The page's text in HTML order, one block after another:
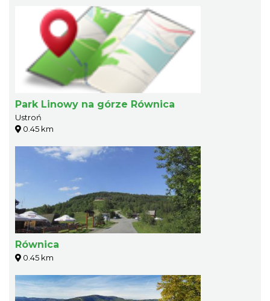
Park Linowy na górze Równica
Ustroń
0.45 km
Równica
0.45 km